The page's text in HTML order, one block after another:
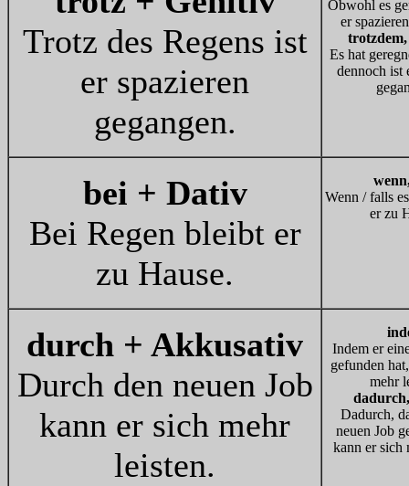
Trotz des Regens ist
er spazieren
gegangen.
Obwohl es
er
Es hat
dennoch ist
bei + Dativ
Bei Regen bleibt er
zu Hause.
Wenn / falls
er zu
durch + Akkusativ
Durch den neuen Job
kann er sich mehr
leisten.
Indem er
gefunden
mehr
Dadurch,
neuen Job
kann er sich